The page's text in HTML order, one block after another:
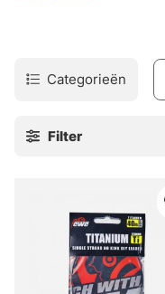
Categorieën
Filter